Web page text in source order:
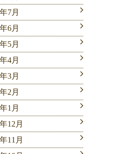
7月
6月
5月
4月
3月
2月
1月
12月
11月